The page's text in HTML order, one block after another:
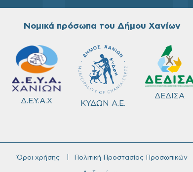
Νομικά πρόσωπα του Δήμου Χανίων
Δ.Ε.Υ.Α.Χ ΚΥΔΩΝ Α.Ε.
ΔΕΔΙΣΑ
Όροι χρήσης Πολιτική Προστασίας Προσωπικών